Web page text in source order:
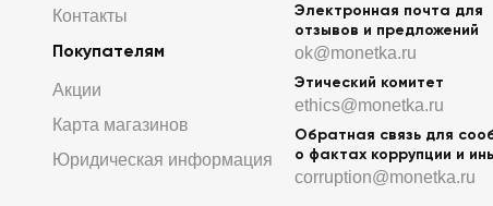
Контакты
Покупателям
Акции
Карта магазинов
Юридическая информация
Электронная почта для
отзывов и предложений
ok@monetka.ru
Этический комитет
ethics@monetka.ru
Обратная связь для
о фактах коррупции и
corruption@monetka.ru